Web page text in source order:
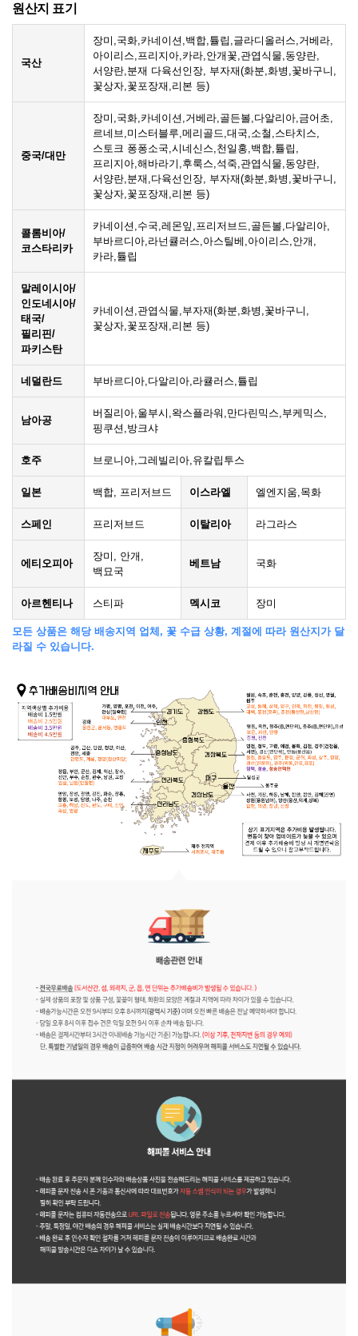
원산지 표기
국산
장미,국화,카네이션,백합,튤립,글라디올러스,거베라,
아이리스,프리지아,카라,안개꽃,관엽식물,동양란,
서양란,분재 다육선인장, 부자재(화분,화병,꽃바구니,
꽃상자,꽃포장재,리본 등)
중국/대만
장미,국화,카네이션,거베라,골든볼,다알리아,금어초,
르네브,미스터블루,메리골드,대국,소철,스타치스,
스토크 퐁퐁소국,시네신스,천일홍,백합,튤립,
프리지아,해바라기,후룩스,석죽,관엽식물,동양란,
서양란,분재,다육선인장, 부자재(화분,화병,꽃바구니,
꽃상자,꽃포장재,리본 등)
콜롬비아/
코스타리카
카네이션,수국,레몬잎,프리저브드,골든볼,다알리아,
부바르디아,라넌큘러스,아스틸베,아이리스,안개,
카라,튤립
말레이시아/
인도네시아/
태국/
필리핀/
파키스탄
카네이션,관엽식물,부자재(화분,화병,꽃바구니,
꽃상자,꽃포장재,리본 등)
네덜란드 부바르디아,다알리아,라큘러스,튤립
남아공
버질리아,울부시,왁스플라워,만다린믹스,부케믹스,
핑쿠션,방크샤
호주 브로니아,그레빌리아,유칼립투스
일본 백합, 프리저브드 이스라엘 엘엔지움,목화
스페인 프리저브드 이탈리아 라그라스
에티오피아
장미, 안개,
백묘국
베트남 국화
아르헨티나 스티파 멕시코 장미
모든 상품은 해당 배송지역 업체, 꽃 수급 상황, 계절에 따라 원산지가 달
라질 수 있습니다.